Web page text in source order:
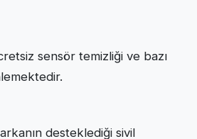
sensör temizliği ve bazı
desteklediği sivil